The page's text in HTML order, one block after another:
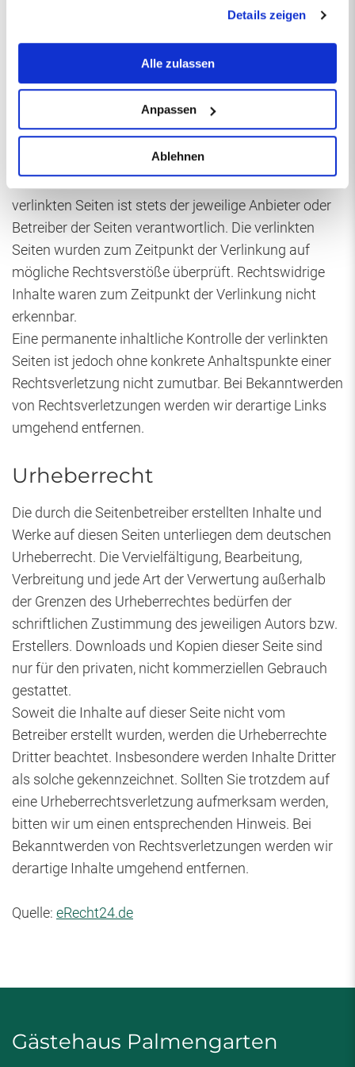
Details zeigen
Alle zulassen
Anpassen
Ablehnen
entsprechenden Rechtsverletzungen werden wir
Haftung für Links
Unser Angebot enthält Links zu externen Websites
Dritter, auf deren Inhalte wir keinen Einfluss haben.
Deshalb können wir für diese fremden Inhalte auch
verlinkten Seiten ist stets der jeweilige Anbieter oder
Betreiber der Seiten verantwortlich. Die verlinkten
Seiten wurden zum Zeitpunkt der Verlinkung auf
mögliche Rechtsverstöße überprüft. Rechtswidrige
Inhalte waren zum Zeitpunkt der Verlinkung nicht
erkennbar.
Eine permanente inhaltliche Kontrolle der verlinkten
Seiten ist jedoch ohne konkrete Anhaltspunkte einer
Rechtsverletzung nicht zumutbar. Bei Bekanntwerden
von Rechtsverletzungen werden wir derartige Links
umgehend entfernen.
Urheberrecht
Die durch die Seitenbetreiber erstellten Inhalte und
Werke auf diesen Seiten unterliegen dem deutschen
Urheberrecht. Die Vervielfältigung, Bearbeitung,
Verbreitung und jede Art der Verwertung außerhalb
der Grenzen des Urheberrechtes bedürfen der
schriftlichen Zustimmung des jeweiligen Autors bzw.
Erstellers. Downloads und Kopien dieser Seite sind
nur für den privaten, nicht kommerziellen Gebrauch
gestattet.
Soweit die Inhalte auf dieser Seite nicht vom
Betreiber erstellt wurden, werden die Urheberrechte
Dritter beachtet. Insbesondere werden Inhalte Dritter
als solche gekennzeichnet. Sollten Sie trotzdem auf
eine Urheberrechtsverletzung aufmerksam werden,
bitten wir um einen entsprechenden Hinweis. Bei
Bekanntwerden von Rechtsverletzungen werden wir
derartige Inhalte umgehend entfernen.
Quelle: eRecht24.de
Gästehaus Palmengarten